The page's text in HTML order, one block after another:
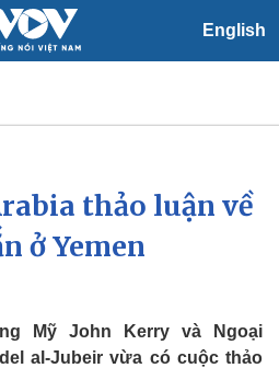
English
Xã hội
Tin 24h
Dự báo thời tiết
Việc làm
Biển đảo
thảo luận về
ở Yemen
Mỹ John Kerry và Ngoại
al-Jubeir vừa có cuộc thảo